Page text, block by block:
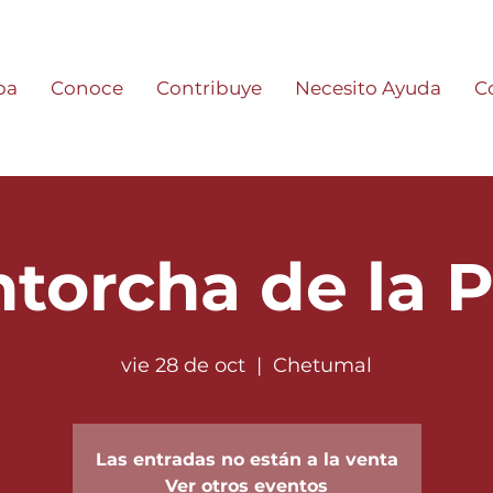
Conoce Contribuye Necesito Ayuda
de la
vie 28 de oct
  |
Chetumal
Las entradas no están a la venta
Ver otros eventos